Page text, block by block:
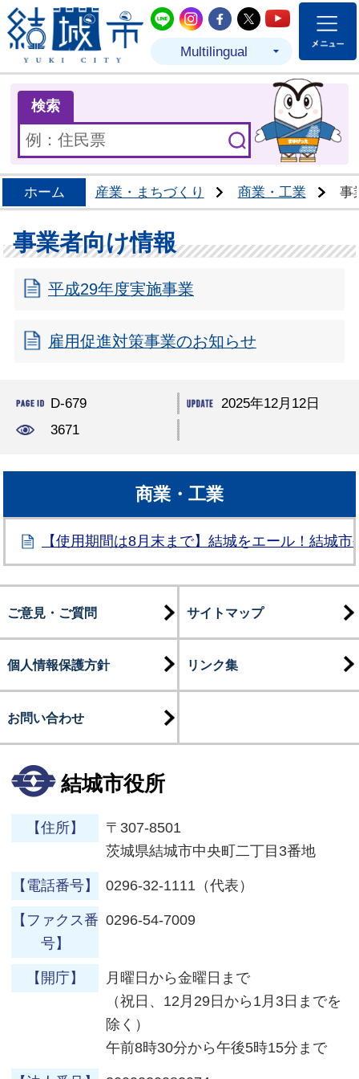
結城市公式LINE
結城市公式Instagram
結城市公式
結城市公式
結城市
Multilingual
検索
ホーム 産業・まちづくり 商業・工業 事
事業者向け情報
平成29年度実施事業
雇用促進対策事業のお知らせ
D-679
2025年12月12日
3671
商業・工業
【使用期間は8月末まで】結城をエール！結城
ご意見・ご質問 サイトマップ
個人情報保護方針 リンク集
お問い合わせ
結城市役所
【住所】
〒307-8501
茨城県結城市中央町二丁目3番地
【電話番号】 0296-32-1111（代表）
【ファクス番
号】
0296-54-7009
【開庁】
月曜日から金曜日まで
（祝日、12月29日から1月3日までを
除く）
午前8時30分から午後5時15分まで